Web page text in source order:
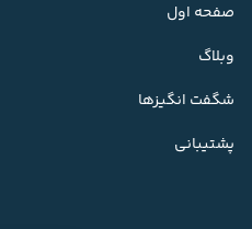
صفحه اول
وبلاگ
شگفت انگیزها
پشتیبانی